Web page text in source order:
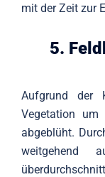
mit der Zeit zur
5.
Aufgrund der
Vegetation
abgeblüht.
weitgehend